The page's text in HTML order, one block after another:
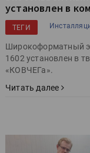
установлен в
ТЕГИ
Широкоформатный
1602 установлен в
«КОВЧЕГа».
Читать далее